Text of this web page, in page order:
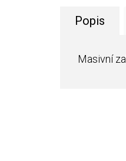
Popis
Masivní